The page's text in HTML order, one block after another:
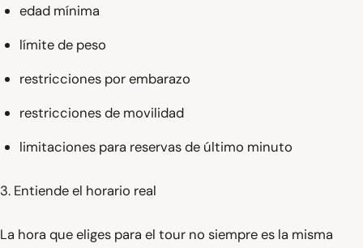
edad mínima
límite de peso
restricciones por embarazo
restricciones de movilidad
limitaciones para reservas de último minuto
3. Entiende el horario real
La hora que eliges para el tour no siempre es la misma